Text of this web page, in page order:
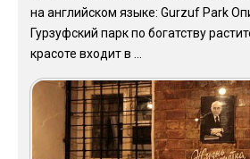
на английском языке: Gurzuf Park
Гурзуфский парк по богатству
красоте входит в ...